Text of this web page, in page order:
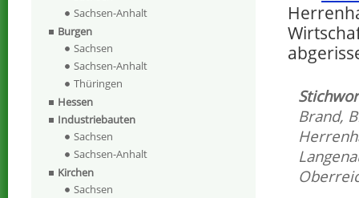
Brand,
Sachsen-Anhalt
Burgen
Sachsen
Sachsen-Anhalt
Thüringen
Hessen
Industriebauten
Sachsen
Sachsen-Anhalt
Kirchen
Sachsen